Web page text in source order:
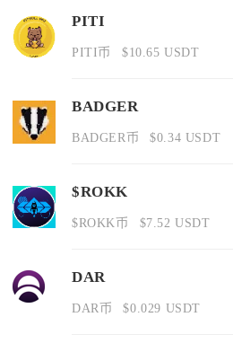
PITI
PITI币 $10.65 USDT
BADGER
BADGER币 $0.34 USDT
$ROKK
$ROKK币 $7.52 USDT
DAR
DAR币 $0.029 USDT